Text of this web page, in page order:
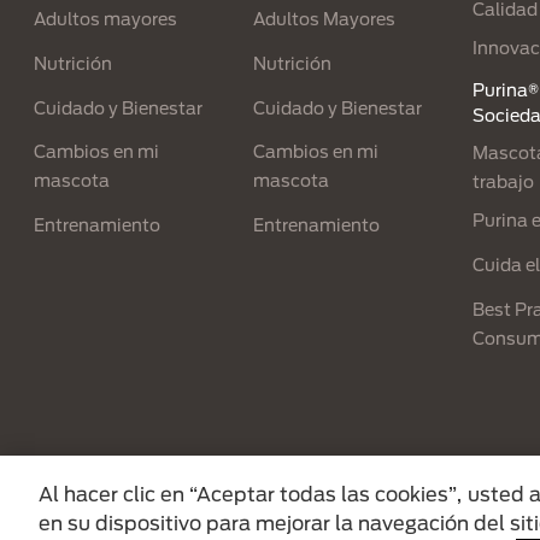
Adultos mayores
Nutrición
Cuidado y Bienestar
Cambios en mi
mascota
Entrenamiento
Adultos Mayores
Nutrición
Cuidado y Bienestar
Cambios en mi
mascota
Entrenamiento
Calidad
trabajo
Purina
Cuida
Best
Menu Footer Secundario Purina
All Nestlé Purina trademarks owned by
Al hacer clic en “Aceptar todas las cookies”, usted
en su dispositivo para mejorar la navegación del